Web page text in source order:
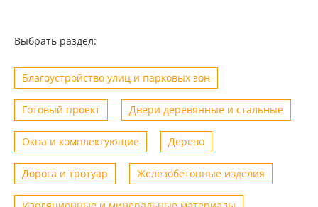
Выбрать раздел:
Благоустройство улиц и парковых зон
Готовый проект Двери деревянные и стальные
Окна и комплектующие Дерево
Дорога и тротуар Железобетонные изделия